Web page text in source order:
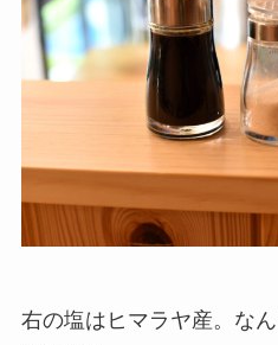
右の塩はヒマラヤ産。な